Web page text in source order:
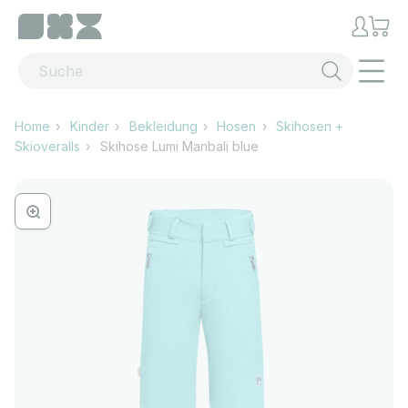
Menü
Home Kinder Bekleidung Hosen
Skihosen +
Skioveralls
Skihose Lumi Manbali blue
Bild vergrössern